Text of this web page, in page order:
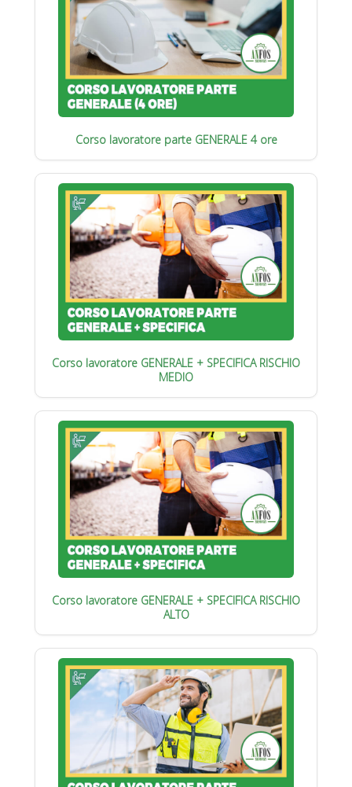
Corso lavoratore parte GENERALE 4 ore
Corso lavoratore GENERALE + SPECIFICA RISCHIO
MEDIO
Corso lavoratore GENERALE + SPECIFICA RISCHIO
ALTO